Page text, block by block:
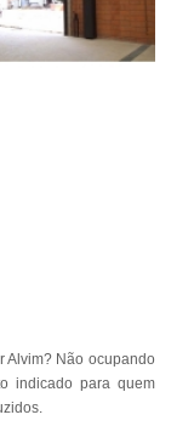
Alvim? Não ocupando
indicado para quem